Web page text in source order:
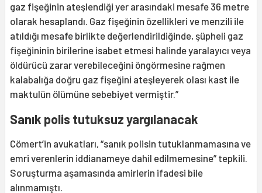
gaz fişeğinin ateşlendiği yer arasındaki mesafe 36 metre
olarak hesaplandı. Gaz fişeğinin özellikleri ve menzili ile
atıldığı mesafe birlikte değerlendirildiğinde, şüpheli gaz
fişeğininin birilerine isabet etmesi halinde yaralayıcı veya
öldürücü zarar verebileceğini öngörmesine rağmen
kalabalığa doğru gaz fişeğini ateşleyerek olası kast ile
maktulün ölümüne sebebiyet vermiştir.”
Sanık polis tutuksuz yargılanacak
Cömert’in avukatları, “sanık polisin tutuklanmamasına ve
emri verenlerin iddianameye dahil edilmemesine” tepkili.
Soruşturma aşamasında amirlerin ifadesi bile
alınmamıştı.